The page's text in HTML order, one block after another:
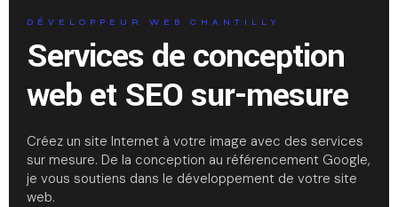
DÉVELOPPEUR WEB CHANTILLY
Services de conception
web et SEO sur-mesure
Créez un site Internet à votre image avec des services
sur mesure. De la conception au référencement Google,
je vous soutiens dans le développement de votre site
web.